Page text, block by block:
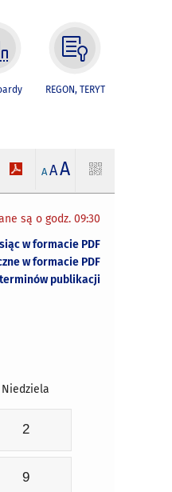
REGON, TERYT
A AA
są o godz. 09:30
w formacie PDF
w formacie PDF
publikacji
Niedziela
2
9